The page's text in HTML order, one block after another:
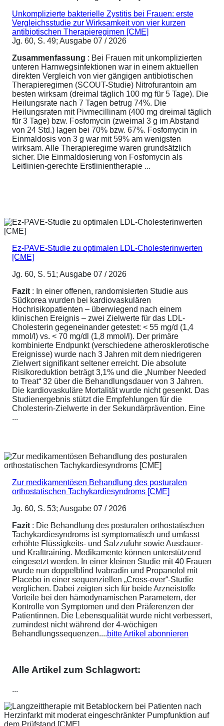
Unkomplizierte bakterielle Zystitis bei Frauen: erste
Vergleichsstudie zur Wirksamkeit von vier kurzen
antibiotischen Therapieregimen [CME]
Jg. 60, S. 49; Ausgabe 07 / 2026
Zusammenfassung : Bei Frauen mit unkomplizierten
unteren Harnwegsinfektionen war in einem aktuellen
direkten Vergleich von vier gängigen antibiotischen
Therapieregimen (SCOUT-Studie) Nitrofurantoin am
besten wirksam (dreimal täglich 100 mg für 5 Tage). Die
Heilungsrate nach 7 Tagen betrug 74%. Die
Heilungsraten mit Pivmecillinam (400 mg dreimal täglich
für 3 Tage) bzw. Fosfomycin (zweimal 3 g im Abstand
von 24 Std.) lagen bei 70% bzw. 67%. Fosfomycin in
Einmaldosis von 3 g war mit 59% am wenigsten
wirksam. Alle Therapieregime waren grundsätzlich
sicher. Die Einmaldosierung von Fosfomycin als
Leitlinien-gerechte Erstlinientherapie ...
Ez-PAVE-Studie zu optimalen LDL-Cholesterinwerten
[CME]
Jg. 60, S. 51; Ausgabe 07 / 2026
Fazit : In einer offenen, randomisierten Studie aus
Südkorea wurden bei kardiovaskulären
Hochrisikopatienten – überwiegend nach einem
klinischen Ereignis – zwei Zielwerte für das LDL-
Cholesterin gegeneinander getestet: < 55 mg/d (1,4
mmol/l) vs. < 70 mg/dl (1,8 mmol/l). Der primäre
kombinierte Endpunkt (verschiedene atherosklerotische
Ereignisse) wurde nach 3 Jahren mit dem niedrigeren
Zielwert signifikant seltener erreicht. Die absolute
Risikoreduktion beträgt 3,1% und die „Number Needed
to Treat“ 32 über die Behandlungsdauer von 3 Jahren.
Die kardiovaskuläre Mortalität wurde nicht gesenkt. Das
Studienergebnis stützt die Empfehlungen für die
Cholesterin-Zielwerte in der Sekundärprävention. Eine
...
Zur medikamentösen Behandlung des posturalen
orthostatischen Tachykardiesyndroms [CME]
Jg. 60, S. 53; Ausgabe 07 / 2026
Fazit : Die Behandlung des posturalen orthostatischen
Tachykardiesyndroms ist symptomatisch und umfasst
erhöhte Flüssigkeits- und Salzzufuhr sowie Ausdauer-
und Krafttraining. Medikamente können unterstützend
eingesetzt werden. In einer kleinen Studie mit 40 Frauen
wurde nun doppelblind Ivabradin und Propanolol mit
Placebo in einer sequenziellen „Cross-over“-Studie
verglichen. Dabei zeigten sich für beide Arzneistoffe
Vorteile bei den hämodynamischen Parametern, der
Kontrolle von Symptomen und den Präferenzen der
Patientinnen. Die Lebensqualität wurde nicht verbessert,
zumindest nicht während der 4-wöchigen
Behandlungssequenzen....bitte Artikel abonnieren
Alle Artikel zum Schlagwort:
...